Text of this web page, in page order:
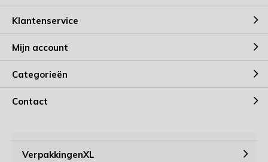
Klantenservice
Mijn account
Categorieën
Contact
VerpakkingenXL